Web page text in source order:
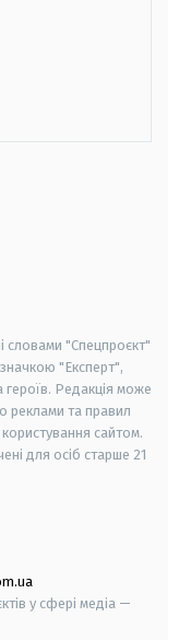
словами "Спецпроєкт"
"Експерт",
Редакція може
реклами та правил
сайтом.
для осіб старше 21
у сфері медіа —